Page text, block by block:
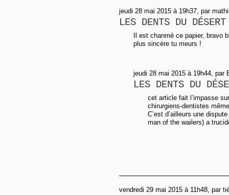
jeudi 28 mai 2015 à 19h37, par
LES DENTS DU DÉSERT
Il est chanmé ce papier, bravo
plus sincère tu meurs !
jeudi 28 mai 2015 à 19h44, par
LES DENTS DU
cet article fait l’impasse
chirurgiens-dentistes
C’est d’ailleurs une
man of the wailers) a
vendredi 29 mai 2015 à 11h48, par